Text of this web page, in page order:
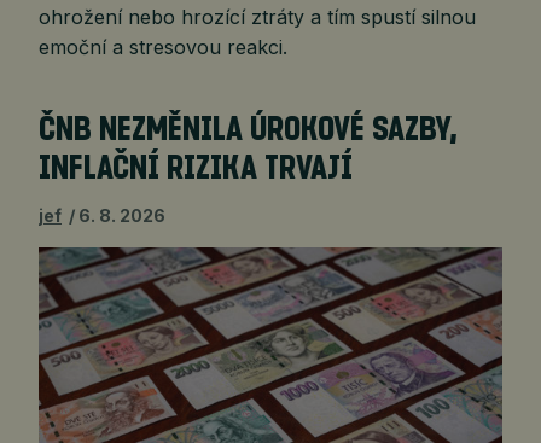
ohrožení nebo hrozící ztráty a tím spustí silnou
emoční a stresovou reakci.
ČNB NEZMĚNILA ÚROKOVÉ SAZBY,
INFLAČNÍ RIZIKA TRVAJÍ
jef 6. 8. 2026